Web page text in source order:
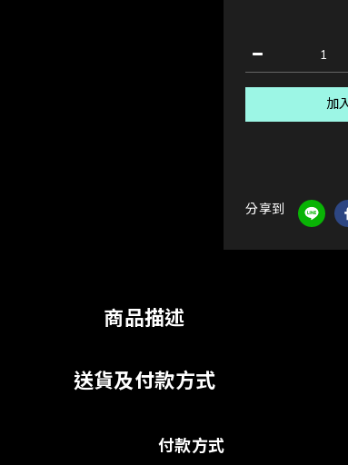
加
分享到
商品描述
送貨及付款方式
付款方式